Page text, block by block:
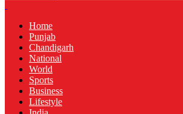
Home
Punjab
Chandigarh
National
World
Sports
Business
Lifestyle